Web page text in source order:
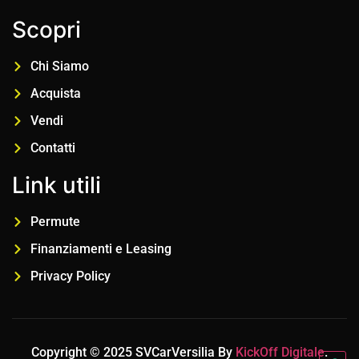
Scopri
Chi Siamo
Acquista
Vendi
Contatti
Link utili
Permute
Finanziamenti e Leasing
Privacy Policy
Copyright © 2025 SVCarVersilia By KickOff Digitale.